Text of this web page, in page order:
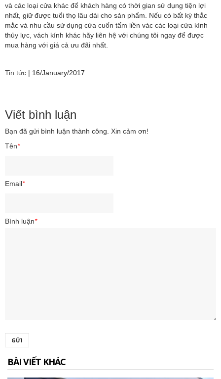
và các loại cửa khác để khách hàng có thời gian sử dụng tiện lợi
nhất, giữ được tuổi thọ lâu dài cho sản phẩm. Nếu có bất kỳ thắc
mắc và nhu cầu sử dụng cửa cuốn tấm liền vác các loại cửa kính
thủy lực, vách kính khác hãy liên hệ với chúng tôi ngay để được
mua hàng với giá cả ưu đãi nhất.
Tin tức | 16/January/2017
Viết bình luận
Bạn đã gửi bình luận thành công. Xin cảm ơn!
Tên*
Email*
Bình luận*
GỬI
BÀI VIẾT KHÁC